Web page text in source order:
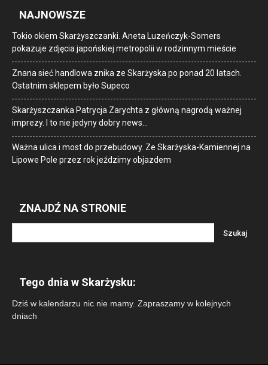
NAJNOWSZE
Tokio okiem Skarżyszczanki. Aneta Luzeńczyk-Somers
pokazuje zdjęcia japońskiej metropolii w rodzinnym mieście
Znana sieć handlowa znika ze Skarżyska po ponad 20 latach.
Ostatnim sklepem było Supeco
Skarżyszczanka Patrycja Zarychta z główną nagrodą ważnej
imprezy. I to nie jedyny dobry news…
Ważna ulica i most do przebudowy. Ze Skarżyska-Kamiennej na
Lipowe Pole przez rok jeździmy objazdem
ZNAJDŹ NA STRONIE
Tego dnia w Skarżysku:
Dziś w kalendarzu nic nie mamy. Zapraszamy w kolejnych
dniach